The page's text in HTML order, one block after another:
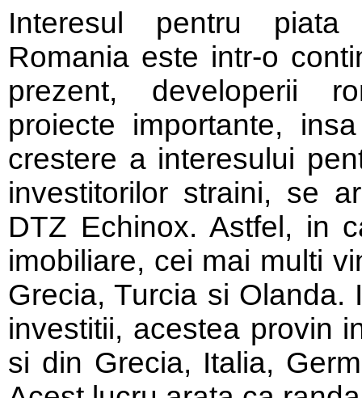
Interesul pentru piata
Romania este intr-o
prezent, developerii
proiecte importante,
crestere a interesului
investitorilor straini, se
DTZ Echinox. Astfel, in
imobiliare, cei mai multi
Grecia, Turcia si
investitii, acestea provin
si din Grecia, Italia,